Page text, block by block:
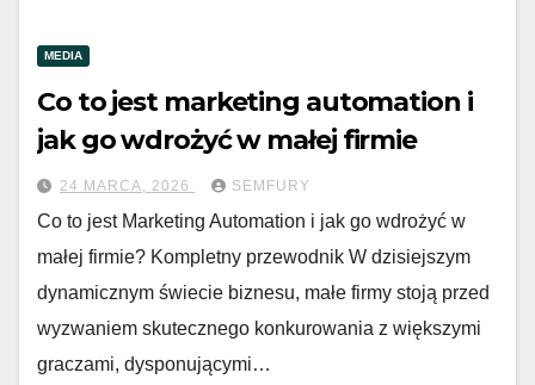
MEDIA
Co to jest marketing automation i
jak go wdrożyć w małej firmie
24 MARCA, 2026 SEMFURY
Co to jest Marketing Automation i jak go wdrożyć w
małej firmie? Kompletny przewodnik W dzisiejszym
dynamicznym świecie biznesu, małe firmy stoją przed
wyzwaniem skutecznego konkurowania z większymi
graczami, dysponującymi…